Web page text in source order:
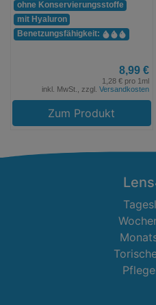
ohne Konservierungs­stoffe
mit Hyaluron
Benetzungs­fähigkeit:
8,99 €
1,28 € pro 1ml
inkl. MwSt., zzgl. Versandkosten
Zum Produkt